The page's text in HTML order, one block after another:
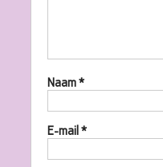
Naam*
E-mail *